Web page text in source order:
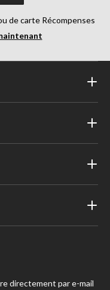
de carte Récompenses
directement par e-mail